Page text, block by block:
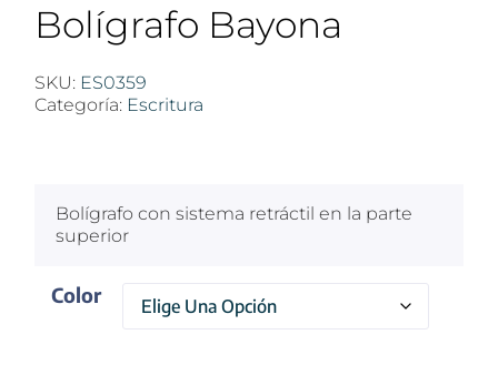
Bolígrafo Bayona
SKU: ES0359
Categoría: Escritura
Bolígrafo con sistema retráctil en la parte
superior
Color